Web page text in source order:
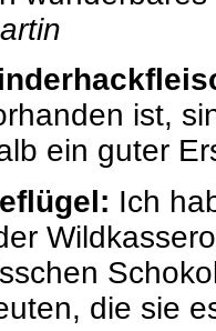
ist,
ein guter
Ich
die sie